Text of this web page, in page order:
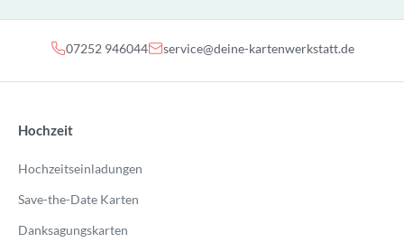
07252 946044 service@deine-kartenwerkstatt.de
Hochzeit
Hochzeitseinladungen
Save-the-Date Karten
Danksagungskarten